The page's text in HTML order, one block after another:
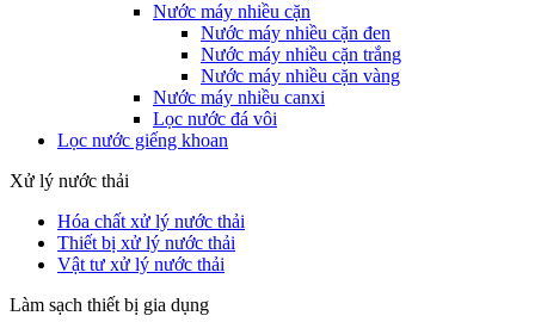
Nước máy nhiều cặn
Nước máy nhiều cặn đen
Nước máy nhiều cặn trắng
Nước máy nhiều cặn vàng
Nước máy nhiều canxi
Lọc nước đá vôi
Lọc nước giếng khoan
Xử lý nước thải
Hóa chất xử lý nước thải
Thiết bị xử lý nước thải
Vật tư xử lý nước thải
Làm sạch thiết bị gia dụng